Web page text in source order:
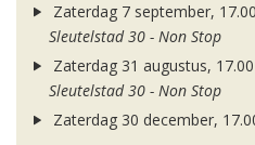
Zaterdag 7 september,
Sleutelstad 30 - Non Stop
Zaterdag 31 augustus,
Sleutelstad 30 - Non Stop
Zaterdag 30 december,